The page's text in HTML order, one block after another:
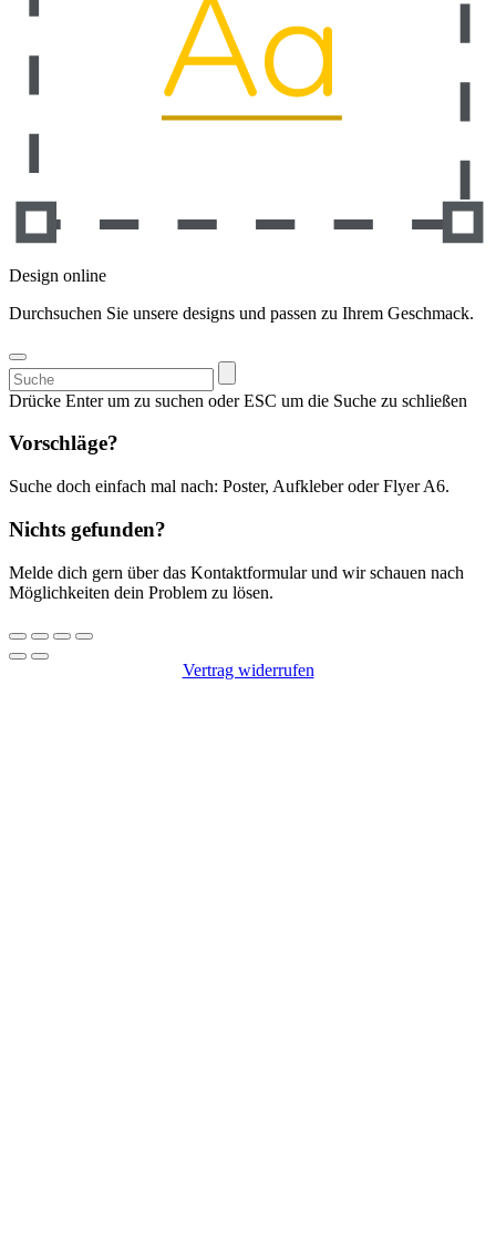
Design online
Durchsuchen Sie unsere designs und passen zu Ihrem Geschmack.
Suchen
nach:
Drücke Enter um zu suchen oder ESC um die Suche zu schließen
Vorschläge?
Suche doch einfach mal nach: Poster, Aufkleber oder Flyer A6.
Nichts gefunden?
Melde dich gern über das Kontaktformular und wir schauen nach
Möglichkeiten dein Problem zu lösen.
Vertrag widerrufen